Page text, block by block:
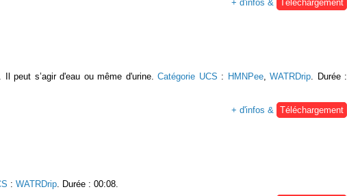
+ d'infos &
Téléchargement
peut s’agir d'eau ou même d'urine. Catégorie UCS : HMNPee, WATRDrip . Durée :
+ d'infos &
Téléchargement
: WATRDrip . Durée : 00:08.